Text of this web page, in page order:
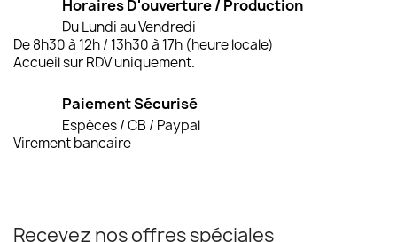
Horaires D'ouverture / Production
Du Lundi au Vendredi
De 8h30 à 12h / 13h30 à 17h (heure locale)
Accueil sur RDV uniquement.
Paiement Sécurisé
Espèces / CB / Paypal
Virement bancaire
Recevez nos offres spéciales